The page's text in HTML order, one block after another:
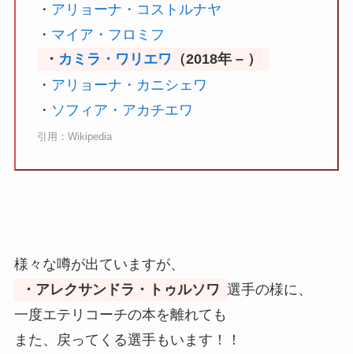
・ アリョーナ・コストルナヤ
・ マイア・フロミフ
・ カミラ・ワリエワ （2018年 – ）
・ アリョーナ・カニシェワ
・ ソフィア・アカチエワ
引用：Wikipedia
様々な噂が出ていますが、
・アレクサンドラ・トゥルソワ 選手の様に、
一度エテリコーチの本を離れても
また、戻ってくる選手もいます！！